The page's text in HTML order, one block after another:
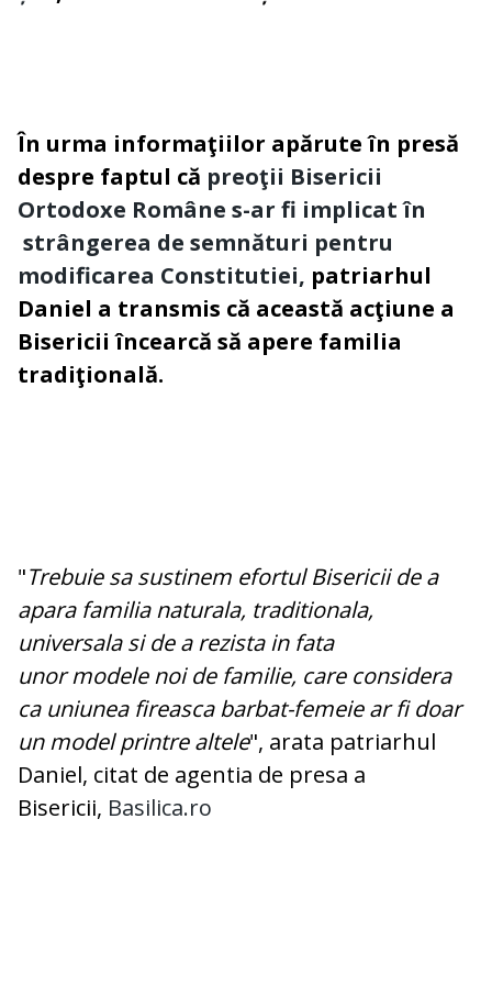
În urma informaţiilor apărute în presă
despre faptul că preoţii Bisericii
Ortodoxe Române s-ar fi implicat în
strângerea de semnături pentru
modificarea Constitutiei, patriarhul
Daniel a transmis că această acţiune a
Bisericii încearcă să apere familia
tradiţională.
"Trebuie sa sustinem efortul Bisericii de a
apara familia naturala, traditionala,
universala si de a rezista in fata
unor modele noi de familie, care considera
ca uniunea fireasca barbat-femeie ar fi doar
un model printre altele", arata patriarhul
Daniel, citat de agentia de presa a
Bisericii, Basilica.ro